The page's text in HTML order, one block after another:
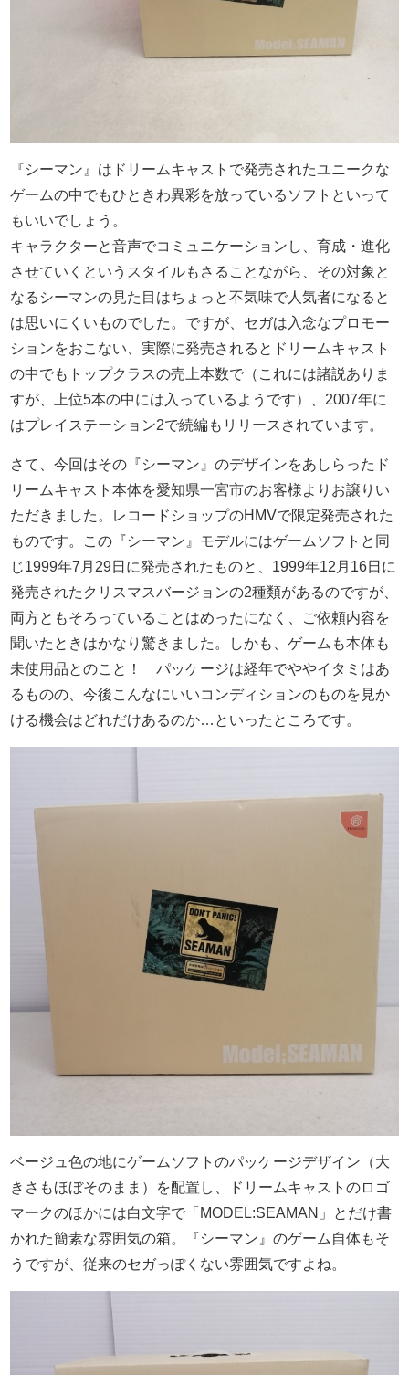
『シーマン』はドリームキャストで発売されたユニークな
ゲームの中でもひときわ異彩を放っているソフトといって
もいいでしょう。
キャラクターと音声でコミュニケーションし、育成・進化
させていくというスタイルもさることながら、その対象と
なるシーマンの見た目はちょっと不気味で人気者になると
は思いにくいものでした。ですが、セガは入念なプロモー
ションをおこない、実際に発売されるとドリームキャスト
の中でもトップクラスの売上本数で（これには諸説ありま
すが、上位5本の中には入っているようです）、2007年に
はプレイステーション2で続編もリリースされています。
さて、今回はその『シーマン』のデザインをあしらったド
リームキャスト本体を愛知県一宮市のお客様よりお譲りい
ただきました。レコードショップのHMVで限定発売された
ものです。この『シーマン』モデルにはゲームソフトと同
じ1999年7月29日に発売されたものと、1999年12月16日に
発売されたクリスマスバージョンの2種類があるのですが、
両方ともそろっていることはめったになく、ご依頼内容を
聞いたときはかなり驚きました。しかも、ゲームも本体も
未使用品とのこと！ パッケージは経年でややイタミはあ
るものの、今後こんなにいいコンディションのものを見か
ける機会はどれだけあるのか…といったところです。
ベージュ色の地にゲームソフトのパッケージデザイン（大
きさもほぼそのまま）を配置し、ドリームキャストのロゴ
マークのほかには白文字で「MODEL:SEAMAN」とだけ書
かれた簡素な雰囲気の箱。『シーマン』のゲーム自体もそ
うですが、従来のセガっぽくない雰囲気ですよね。